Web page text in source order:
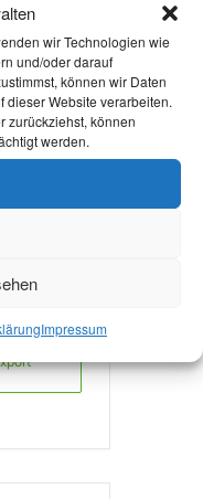
wir Technologien wie
und/oder darauf
können wir Daten
dieser Website verarbeiten.
zurückziehst, können
werden.
Impressum